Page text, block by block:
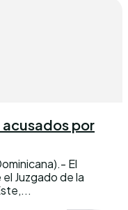
por
El
Juzgado de la